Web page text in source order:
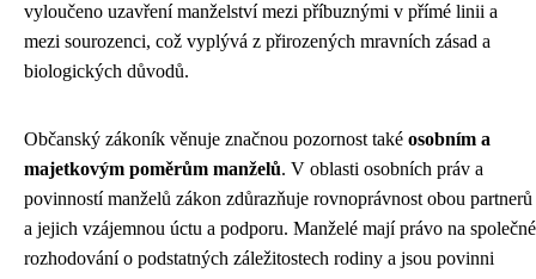
vyloučeno uzavření manželství mezi příbuznými v přímé linii a
mezi sourozenci, což vyplývá z přirozených mravních zásad a
biologických důvodů.
Občanský zákoník věnuje značnou pozornost také osobním a
majetkovým poměrům manželů. V oblasti osobních práv a
povinností manželů zákon zdůrazňuje rovnoprávnost obou partnerů
a jejich vzájemnou úctu a podporu. Manželé mají právo na společné
rozhodování o podstatných záležitostech rodiny a jsou povinni